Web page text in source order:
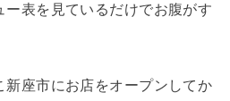
ー表を見ているだけでお腹がす
新座市にお店をオープンしてか